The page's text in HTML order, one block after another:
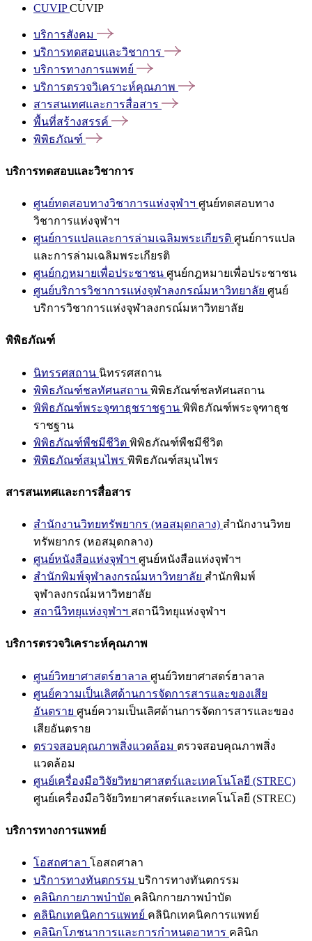
CUVIPCUVIP
บริการสังคม
บริการทดสอบและวิชาการ
บริการทางการแพทย์
บริการตรวจวิเคราะห์คุณภาพ
สารสนเทศและการสื่อสาร
พื้นที่สร้างสรรค์
พิพิธภัณฑ์
บริการทดสอบและวิชาการ
ศูนย์ทดสอบทางวิชาการแห่งจุฬาฯ ศูนย์ทดสอบทาง
วิชาการแห่งจุฬาฯ
ศูนย์การแปลและการล่ามเฉลิมพระเกียรติ ศูนย์การแปล
และการล่ามเฉลิมพระเกียรติ
ศูนย์กฎหมายเพื่อประชาชน ศูนย์กฎหมายเพื่อประชาชน
ศูนย์บริการวิชาการแห่งจุฬาลงกรณ์มหาวิทยาลัย ศูนย์
บริการวิชาการแห่งจุฬาลงกรณ์มหาวิทยาลัย
พิพิธภัณฑ์
นิทรรศสถาน นิทรรศสถาน
พิพิธภัณฑ์ชลทัศนสถาน พิพิธภัณฑ์ชลทัศนสถาน
พิพิธภัณฑ์พระจุฑาธุชราชฐาน พิพิธภัณฑ์พระจุฑาธุช
ราชฐาน
พิพิธภัณฑ์พืชมีชีวิต พิพิธภัณฑ์พืชมีชีวิต
พิพิธภัณฑ์สมุนไพร พิพิธภัณฑ์สมุนไพร
สารสนเทศและการสื่อสาร
สำนักงานวิทยทรัพยากร (หอสมุดกลาง) สำนักงานวิทย
ทรัพยากร (หอสมุดกลาง)
ศูนย์หนังสือแห่งจุฬาฯ ศูนย์หนังสือแห่งจุฬาฯ
สำนักพิมพ์จุฬาลงกรณ์มหาวิทยาลัย สำนักพิมพ์
จุฬาลงกรณ์มหาวิทยาลัย
สถานีวิทยุแห่งจุฬาฯ สถานีวิทยุแห่งจุฬาฯ
บริการตรวจวิเคราะห์คุณภาพ
ศูนย์วิทยาศาสตร์ฮาลาล ศูนย์วิทยาศาสตร์ฮาลาล
ศูนย์ความเป็นเลิศด้านการจัดการสารและของเสีย
อันตราย ศูนย์ความเป็นเลิศด้านการจัดการสารและของ
เสียอันตราย
ตรวจสอบคุณภาพสิ่งแวดล้อม ตรวจสอบคุณภาพสิ่ง
แวดล้อม
ศูนย์เครื่องมือวิจัยวิทยาศาสตร์และเทคโนโลยี (STREC)
ศูนย์เครื่องมือวิจัยวิทยาศาสตร์และเทคโนโลยี (STREC)
บริการทางการแพทย์
โอสถศาลา โอสถศาลา
บริการทางทันตกรรม บริการทางทันตกรรม
คลินิกกายภาพบำบัด คลินิกกายภาพบำบัด
คลินิกเทคนิคการแพทย์ คลินิกเทคนิคการแพทย์
คลินิกโภชนาการและการกำหนดอาหาร คลินิก